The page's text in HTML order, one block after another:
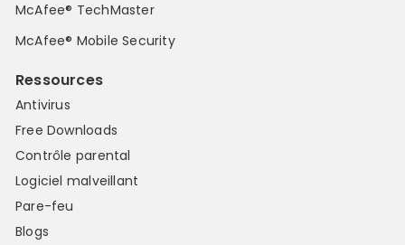
McAfee® TechMaster
McAfee® Mobile Security
Ressources
Antivirus
Free Downloads
Contrôle parental
Logiciel malveillant
Pare-feu
Blogs